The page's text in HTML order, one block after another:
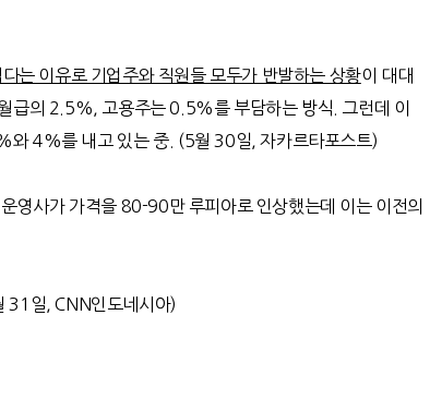
는 이유로 기업주와 직원들 모두가 반발하는 상황이 대대
급의 2.5%, 고용주는0.5%를 부담하는 방식
그런데 이
와4%를 내고 있는 중. (5월 30일,자카르타포스트)
영사가 가격을 80-90만 루피아로 인상했는데 이는 이전의
31 일, CNN인도네시아)